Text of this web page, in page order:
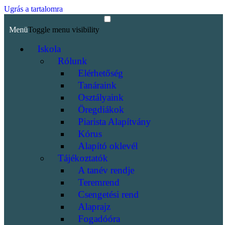
Ugrás a tartalomra
MenüToggle menu visibility
Iskola
Rólunk
Elérhetőség
Tanáraink
Osztályaink
Öregdiákok
Piarista Alapítvány
Kórus
Alapító oklevél
Tájékoztatók
A tanév rendje
Teremrend
Csengetési rend
Alaprajz
Fogadóóra